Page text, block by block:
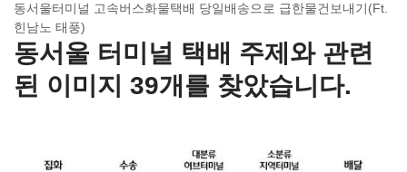
동서울터미널 고속버스화물택배 당일배송으로 급한물건보내기(Ft.
힌남노 태풍)
동서울 터미널 택배 주제와 관련
된 이미지 39개를 찾았습니다.